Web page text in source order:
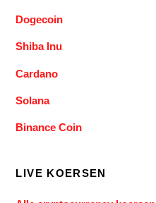
Dogecoin
Shiba Inu
Cardano
Solana
Binance Coin
LIVE KOERSEN